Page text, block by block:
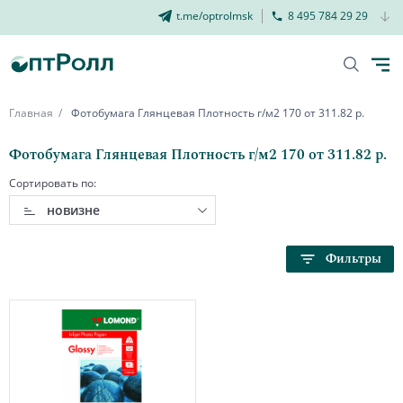
t.me/optrolmsk 8 495 784 29 29
Главная Фотобумага Глянцевая Плотность г/м2 170 от 311.82 р.
Фотобумага Глянцевая Плотность г/м2 170 от 311.82 р.
Сортировать по:
новизне
Фильтры